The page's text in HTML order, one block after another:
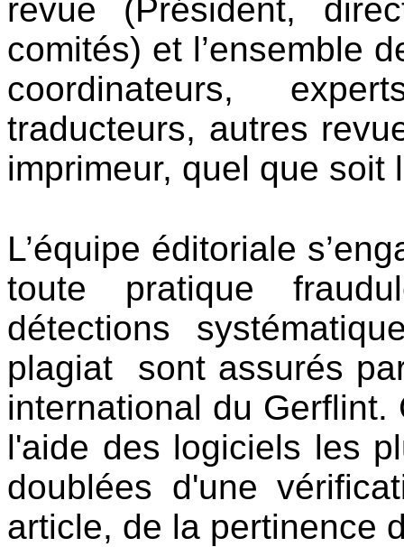
revue (Président,
comités) et l’ensemble
coordinateurs,
traducteurs, autres
imprimeur, quel que soit
L’équipe éditoriale
toute pratique
détections
plagiat sont assurés
international du
l'aide des logiciels les
doublées d'une
article, de la pertinence